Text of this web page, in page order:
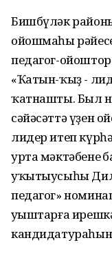
Бишбүләк
ойошмаһы
педагог-
«Ҡатын-ҡыҙ -
ҡатнашты. Был
сәйәсәттә үҙен
лидер итеп
урта мәктәбенең
уҡытыусыһы
педагог»
уңыштарға